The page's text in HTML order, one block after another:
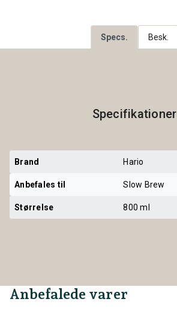
Specs. Besk.
Specifikationer
Brand Hario
Anbefales til Slow Brew
Størrelse 800 ml
Anbefalede varer